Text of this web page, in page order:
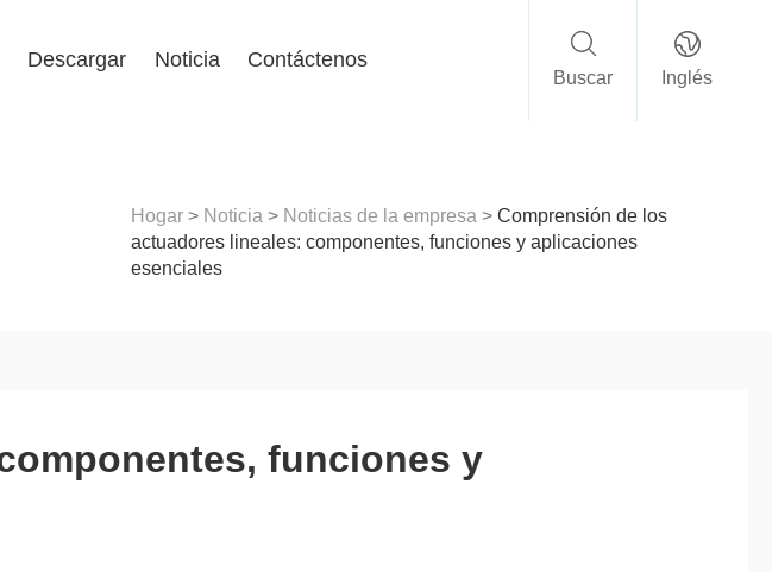
Descargar Noticia Contáctenos
Buscar Inglés
Hogar> Noticia > Noticias de la empresa > Comprensión de los
actuadores lineales: componentes, funciones y aplicaciones
esenciales
funciones y